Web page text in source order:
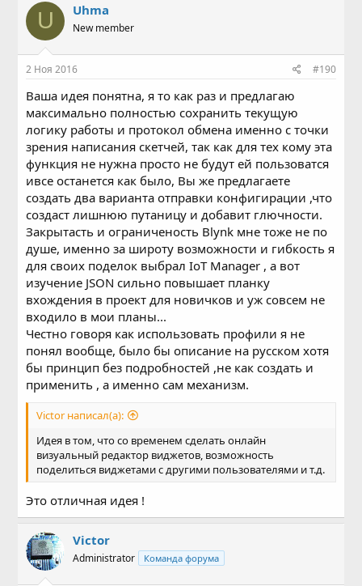
U Uhma
New member
2 Ноя 2016 #190
Ваша идея понятна, я то как раз и предлагаю
максимально полностью сохранить текущую
логику работы и протокол обмена именно с точки
зрения написания скетчей, так как для тех кому эта
функция не нужна просто не будут ей пользоватся
ивсе останется как было, Вы же предлагаете
создать два варианта отправки конфигирации ,что
создаст лишнюю путаницу и добавит глючности.
Закрытасть и ограниченость Blynk мне тоже не по
душе, именно за широту возможности и гибкость я
для своих поделок выбрал IoT Manager , а вот
изучение JSON сильно повышает планку
вхождения в проект для новичков и уж совсем не
входило в мои планы...
Честно говоря как использовать профили я не
понял вообще, было бы описание на русском хотя
бы принцип без подробностей ,не как создать и
применить , а именно сам механизм.
Victor написал(а):
Идея в том, что со временем сделать онлайн
визуальный редактор виджетов, возможность
поделиться виджетами с другими пользователями и т.д.
Это отличная идея !
Victor
Administrator Команда форума